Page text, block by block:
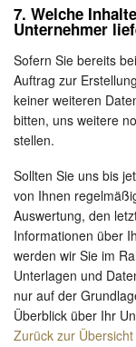
7. Welche
Unternehmer
Sofern Sie bereits
Auftrag zur
keiner weiteren
bitten, uns weitere
stellen.
Sollten Sie uns bis
von Ihnen
Auswertung, den
Informationen über
werden wir Sie im
Unterlagen und
nur auf der
Überblick über Ihr
Zurück zur Übersicht